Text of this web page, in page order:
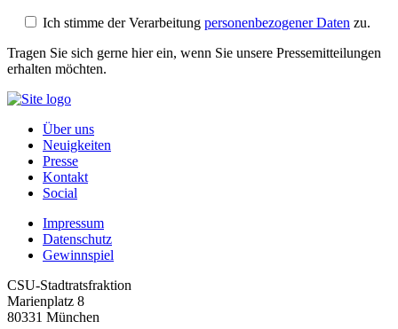
Ich stimme der Verarbeitung personenbezogener Daten zu.
Tragen Sie sich gerne hier ein, wenn Sie unsere Pressemitteilungen
erhalten möchten.
Über uns
Neuigkeiten
Presse
Kontakt
Social
Impressum
Datenschutz
Gewinnspiel
CSU-Stadtratsfraktion
Marienplatz 8
80331 München